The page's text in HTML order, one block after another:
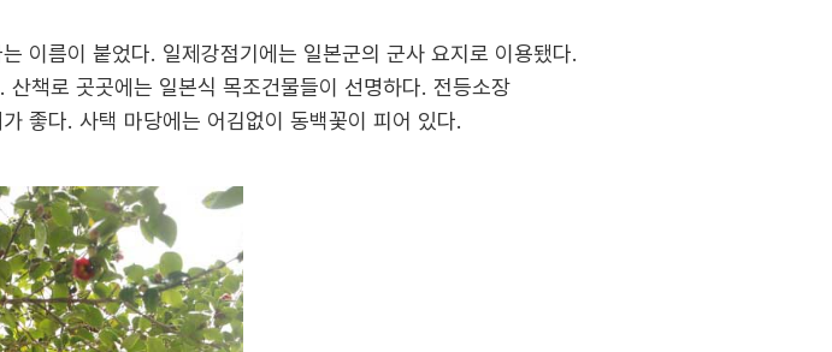
이름이 붙었다. 일제강점기에는 일본군의 군사 요지로 이용됐다.
책로 곳곳에는 일본식 목조건물들이 선명하다. 전등소장
좋다. 사택 마당에는 어김없이 동백꽃이 피어 있다.